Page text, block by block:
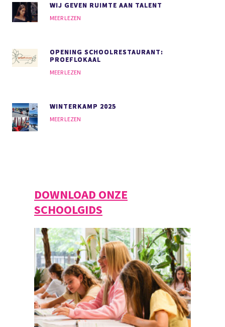
WIJ GEVEN RUIMTE AAN TALENT
MEER LEZEN
OPENING SCHOOLRESTAURANT:
PROEFLOKAAL
MEER LEZEN
WINTERKAMP 2025
MEER LEZEN
DOWNLOAD ONZE
SCHOOLGIDS